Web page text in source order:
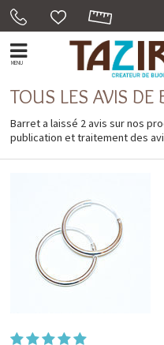
MENU
TOUS LES AVIS DE
Barret a laissé 2 avis sur nos
publication et traitement des